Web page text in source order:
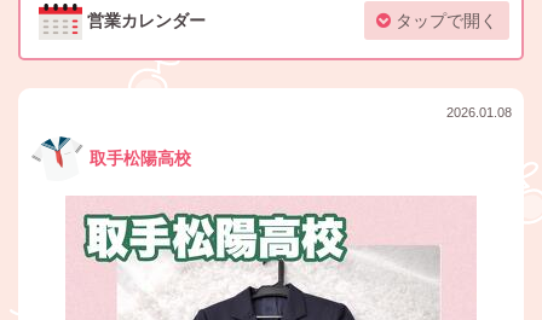
営業カレンダー タップで開く
2026.01.08
取手松陽高校